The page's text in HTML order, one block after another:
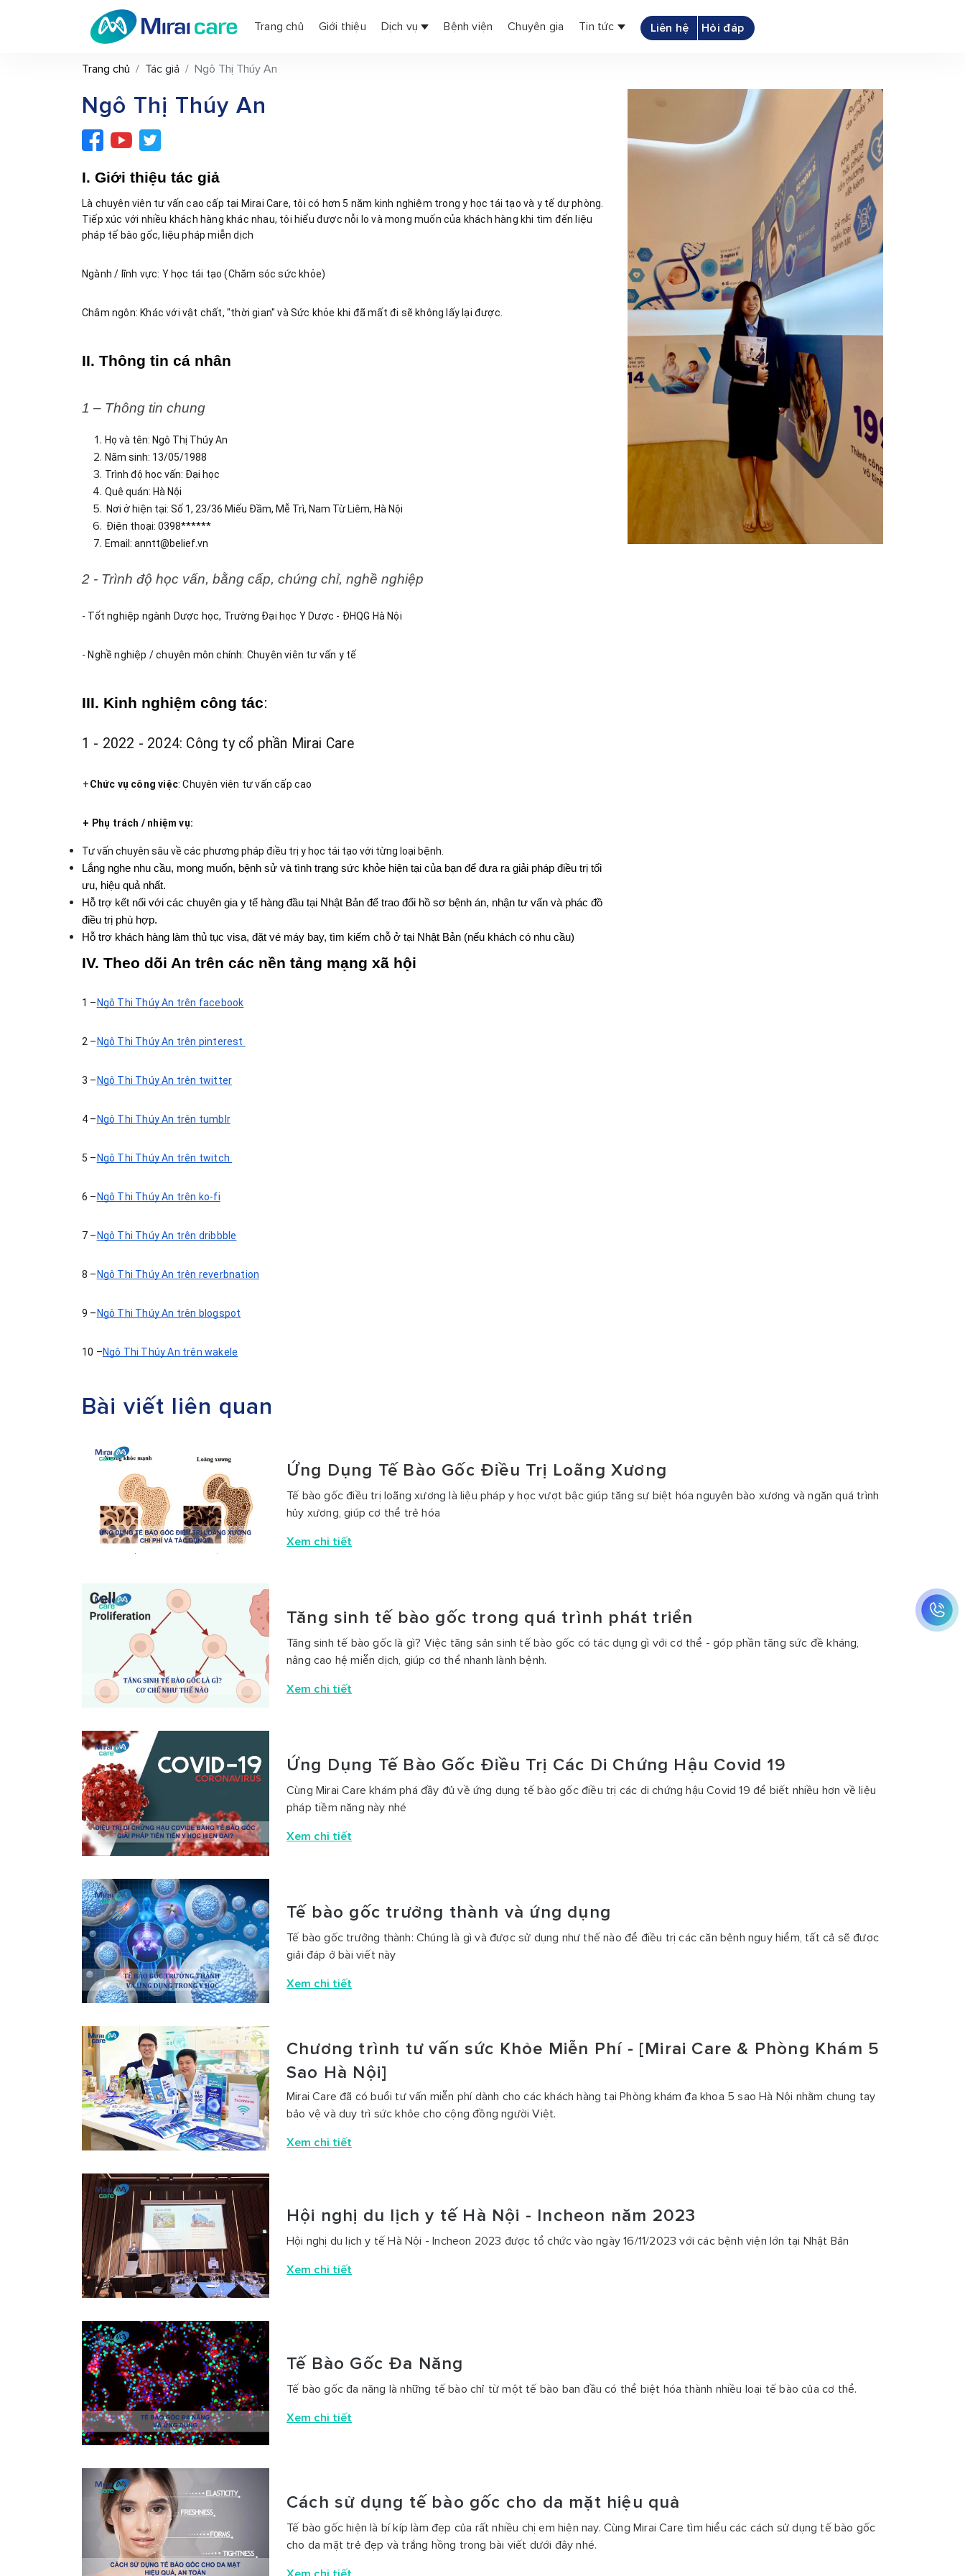
Trang chủ Giới thiệu Dịch vụ Bệnh viện Chuyên gia Tin tức Liên hệ Hỏi đáp
Trang chủ Tác giả Ngô Thị Thúy An
Ngô Thị Thúy An
I. Giới thiệu tác giả
Là chuyên viên tư vấn cao cấp tại Mirai Care, tôi có hơn 5 năm kinh nghiệm trong y học tái tạo và y tế dự phòng.
Tiếp xúc với nhiều khách hàng khác nhau, tôi hiểu được nỗi lo và mong muốn của khách hàng khi tìm đến liệu
pháp tế bào gốc, liệu pháp miễn dịch
Ngành / lĩnh vực: Y học tái tạo (Chăm sóc sức khỏe)
Châm ngôn: Khác với vật chất, "thời gian" và Sức khỏe khi đã mất đi sẽ không lấy lại được.
II. Thông tin cá nhân
1 – Thông tin chung
Họ và tên: Ngô Thị Thúy An
Năm sinh: 13/05/1988
Trình độ học vấn: Đại học
Quê quán: Hà Nội
Nơi ở hiện tại: Số 1, 23/36 Miếu Đầm, Mễ Trì, Nam Từ Liêm, Hà Nội
Điện thoại: 0398******
Email: anntt@belief.vn
2 - Trình độ học vấn, bằng cấp, chứng chỉ, nghề nghiệp
- Tốt nghiệp ngành Dược học, Trường Đại học Y Dược - ĐHQG Hà Nội
- Nghề nghiệp / chuyên môn chính: Chuyên viên tư vấn y tế
III. Kinh nghiệm công tác:
1 - 2022 - 2024: Công ty cổ phần Mirai Care
+Chức vụ công việc: Chuyên viên tư vấn cấp cao
+ Phụ trách / nhiệm vụ:
Tư vấn chuyên sâu về các phương pháp điều trị y học tái tạo với từng loại bệnh.
Lắng nghe nhu cầu, mong muốn, bệnh sử và tình trạng sức khỏe hiện tại của bạn để đưa ra giải pháp điều trị tối
ưu, hiệu quả nhất.
Hỗ trợ kết nối với các chuyên gia y tế hàng đầu tại Nhật Bản để trao đổi hồ sơ bệnh án, nhận tư vấn và phác đồ
điều trị phù hợp.
Hỗ trợ khách hàng làm thủ tục visa, đặt vé máy bay, tìm kiếm chỗ ở tại Nhật Bản (nếu khách có nhu cầu)
IV. Theo dõi An trên các nền tảng mạng xã hội
1 – Ngô Thị Thúy An trên facebook
2 – Ngô Thị Thúy An trên pinterest
3 – Ngô Thị Thúy An trên twitter
4 – Ngô Thị Thúy An trên tumblr
5 – Ngô Thị Thúy An trên twitch
6 – Ngô Thị Thúy An trên ko-fi
7 – Ngô Thị Thúy An trên dribbble
8 – Ngô Thị Thúy An trên reverbnation
9 – Ngô Thị Thúy An trên blogspot
10 –Ngô Thị Thúy An trên wakele
Bài viết liên quan
Ứng Dụng Tế Bào Gốc Điều Trị Loãng Xương
Tế bào gốc điều trị loãng xương là liệu pháp y học vượt bậc giúp tăng sự biệt hóa nguyên bào xương và ngăn quá trình
hủy xương, giúp cơ thể trẻ hóa
Xem chi tiết
Tăng sinh tế bào gốc trong quá trình phát triển
Tăng sinh tế bào gốc là gì? Việc tăng sản sinh tế bào gốc có tác dụng gì với cơ thể - góp phần tăng sức đề kháng,
nâng cao hệ miễn dịch, giúp cơ thể nhanh lành bệnh.
Xem chi tiết
Ứng Dụng Tế Bào Gốc Điều Trị Các Di Chứng Hậu Covid 19
Cùng Mirai Care khám phá đầy đủ về ứng dụng tế bào gốc điều trị các di chứng hậu Covid 19 để biết nhiều hơn về liệu
pháp tiềm năng này nhé
Xem chi tiết
Tế bào gốc trưởng thành và ứng dụng
Tế bào gốc trưởng thành: Chúng là gì và được sử dụng như thế nào để điều trị các căn bệnh nguy hiểm, tất cả sẽ được
giải đáp ở bài viết này
Xem chi tiết
Chương trình tư vấn sức Khỏe Miễn Phí - [Mirai Care & Phòng Khám 5
Sao Hà Nội]
Mirai Care đã có buổi tư vấn miễn phí dành cho các khách hàng tại Phòng khám đa khoa 5 sao Hà Nội nhằm chung tay
bảo vệ và duy trì sức khỏe cho cộng đồng người Việt.
Xem chi tiết
Hội nghị du lịch y tế Hà Nội - Incheon năm 2023
Hội nghị du lịch y tế Hà Nội - Incheon 2023 được tổ chức vào ngày 16/11/2023 với các bệnh viện lớn tại Nhật Bản
Xem chi tiết
Tế Bào Gốc Đa Năng
Tế bào gốc đa năng là những tế bào chỉ từ một tế bào ban đầu có thể biệt hóa thành nhiều loại tế bào của cơ thể.
Xem chi tiết
Cách sử dụng tế bào gốc cho da mặt hiệu quả
Tế bào gốc hiện là bí kíp làm đẹp của rất nhiều chị em hiện nay. Cùng Mirai Care tìm hiểu các cách sử dụng tế bào gốc
cho da mặt trẻ đẹp và trắng hồng trong bài viết dưới đây nhé.